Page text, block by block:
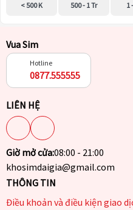
< 500 K 500 - 1 Tr 1
Vua Sim
Hotline
0877.555555
LIÊN HỆ
Giờ mở cửa:08:00 - 21:00
khosimdaigia@gmail.com
THÔNG TIN
Điều khoản và điều kiện giao